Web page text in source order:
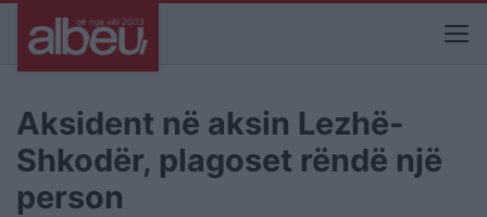
Aksident në aksin Lezhë-
Shkodër, plagoset rëndë një
person